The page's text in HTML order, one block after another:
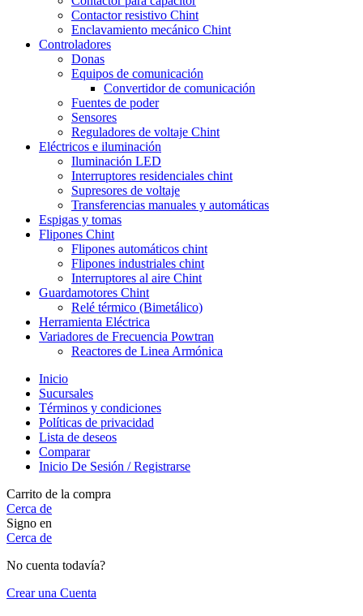
Contactor resistivo Chint
Enclavamiento mecánico Chint
Controladores
Donas
Equipos de comunicación
Convertidor de comunicación
Fuentes de poder
Sensores
Reguladores de voltaje Chint
Eléctricos e iluminación
Iluminación LED
Interruptores residenciales chint
Supresores de voltaje
Transferencias manuales y automáticas
Espigas y tomas
Flipones Chint
Flipones automáticos chint
Flipones industriales chint
Interruptores al aire Chint
Guardamotores Chint
Relé térmico (Bimetálico)
Herramienta Eléctrica
Variadores de Frecuencia Powtran
Reactores de Linea Armónica
Inicio
Sucursales
Términos y condiciones
Políticas de privacidad
Lista de deseos
Comparar
Inicio De Sesión / Registrarse
Carrito de la compra
Cerca de
Signo en
Cerca de
No cuenta todavía?
Crear una Cuenta